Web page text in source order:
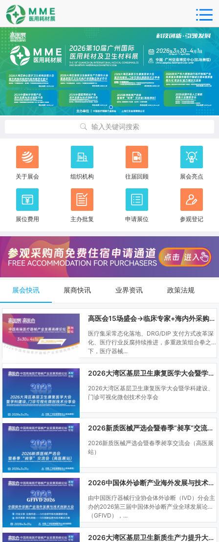
输入关键词搜索
关于展会 组织机构 往届回顾 展会亮点
展位费用 主办批复 申请展位 参观登记
展会快讯 展商快讯 业界资讯 政策法规
高医会15场盛会→临床专家+海内外采购商双向对接
医疗集采常态化落地、DRG/DIP 支付方式改革深
化、医疗行业反腐持续推进，多重政策组合拳之
下，医疗器械...
2026大湾区基层卫生康复医学大会暨学科建设、门诊可视化微创技术分享会
2026大湾区基层卫生康复医学大会暨学科建设、
门诊可视化微创技术分享会
2026新质医械严选会暨春季“昶享”交流会（高医展站）
2026新质医械严选会暨春季昶享交流会（高医展
站）
2026中国体外诊断产业海外发展与技术创新大会
由中国医疗器械行业协会体外诊断（IVD）分会主
办的2026第三届中国体外诊断产业全球发展论坛
（GFIVD），...
2026大湾区基层卫生新质生产力提升大会暨基层医疗卫生机构产学研融合学术会议